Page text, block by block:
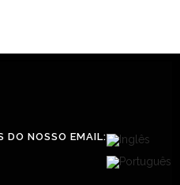
DO NOSSO EMAIL: